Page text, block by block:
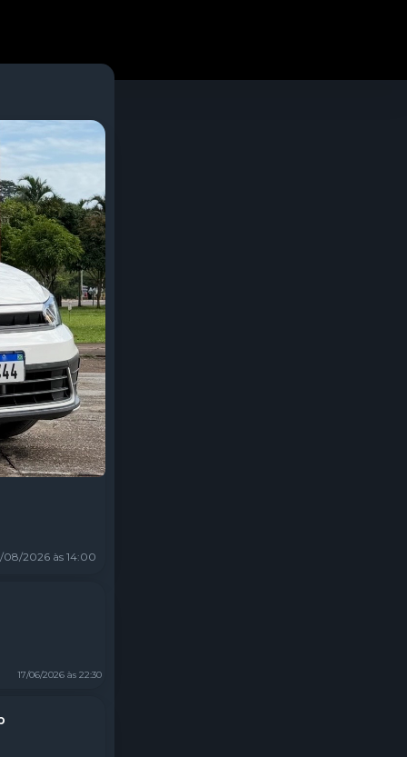
2026 às 14:00
17/06/2026 às 22:30